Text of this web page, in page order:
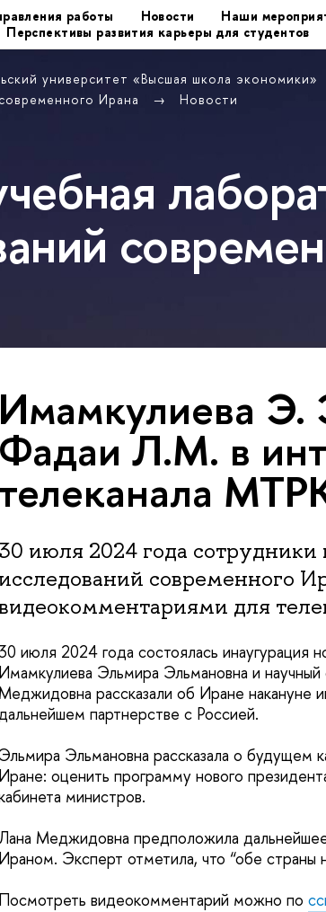
работы Новости Наши
Перспективы развития карьеры для студентов
университет «Высшая школа экономики»
Ирана
Новости
Имамкулиева Э.
Фадаи Л.М. в
телеканала
30 июля 2024 года
исследований современного
для
июля 2024 года состоялась
Имамкулиева Эльмира Эльмановна и
Меджидовна рассказали об Иране накануне
партнерстве с Россией.
Эльмира Эльмановна рассказала о будущем
Иране: оценить программу нового
министров.
Меджидовна предположила
Ираном. Эксперт отметила, что “обе страны
Посмотреть видеокомментарий можно по